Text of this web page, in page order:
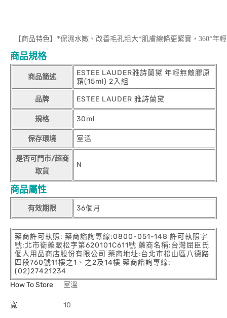
【商品特色】*保濕水嫩、改善毛孔粗大*肌膚線條更緊實，360°
商品規格
商品簡述
ESTEE LAUDER雅詩蘭黛 年輕無敵膠原
霜(15ml) 2入組
品牌 ESTEE LAUDER 雅詩蘭黛
規格 30ml
保存環境 室溫
是否可門市/超商
取貨
N
商品屬性
有效期限 36個月
藥商許可執照: 藥商諮詢專線:0800-051-148 許可執照字
號:北市衛藥販松字第620101C611號 藥商名稱:台灣屈臣氏
個人用品商店股份有限公司 藥商地址:台北市松山區八德路
四段760號11樓之1、之2及14樓 藥商諮詢專線:
(02)27421234
How To Store
室溫
寬 10